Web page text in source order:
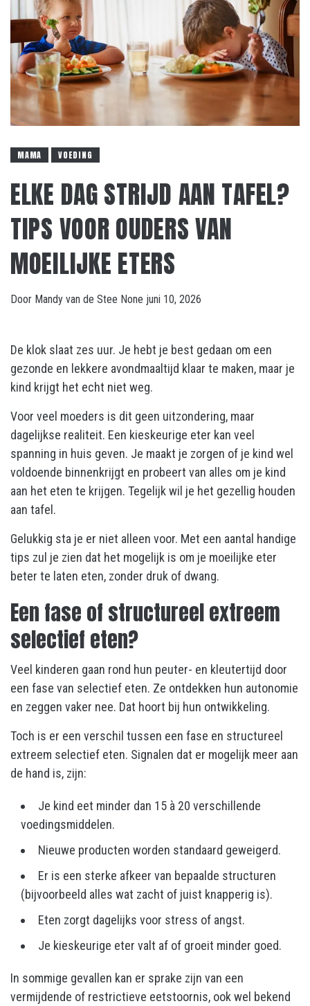
MAMA VOEDING
ELKE DAG STRIJD AAN TAFEL?
TIPS VOOR OUDERS VAN
MOEILIJKE ETERS
Door Mandy van de Stee None juni 10, 2026
De klok slaat zes uur. Je hebt je best gedaan om een
gezonde en lekkere avondmaaltijd klaar te maken, maar je
kind krijgt het echt niet weg.
Voor veel moeders is dit geen uitzondering, maar
dagelijkse realiteit. Een kieskeurige eter kan veel
spanning in huis geven. Je maakt je zorgen of je kind wel
voldoende binnenkrijgt en probeert van alles om je kind
aan het eten te krijgen. Tegelijk wil je het gezellig houden
aan tafel.
Gelukkig sta je er niet alleen voor. Met een aantal handige
tips zul je zien dat het mogelijk is om je moeilijke eter
beter te laten eten, zonder druk of dwang.
Een fase of structureel extreem
selectief eten?
Veel kinderen gaan rond hun peuter- en kleutertijd door
een fase van selectief eten. Ze ontdekken hun autonomie
en zeggen vaker nee. Dat hoort bij hun ontwikkeling.
Toch is er een verschil tussen een fase en structureel
extreem selectief eten. Signalen dat er mogelijk meer aan
de hand is, zijn:
Je kind eet minder dan 15 à 20 verschillende
voedingsmiddelen.
Nieuwe producten worden standaard geweigerd.
Er is een sterke afkeer van bepaalde structuren
(bijvoorbeeld alles wat zacht of juist knapperig is).
Eten zorgt dagelijks voor stress of angst.
Je kieskeurige eter valt af of groeit minder goed.
In sommige gevallen kan er sprake zijn van een
vermijdende of restrictieve eetstoornis, ook wel bekend